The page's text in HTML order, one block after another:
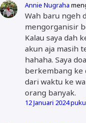
Annie Nugraha
Wah baru ngeh
mengorganisir
Kalau saya dah
akun aja masih
hahaha. Saya
berkembang ke
dari waktu ke
orang banyak.
12 Januari 2024